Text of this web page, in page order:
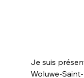
Je suis
Woluwe-